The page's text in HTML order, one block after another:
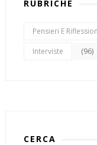
RUBRICHE
Pensieri E
Interviste (96)
CERCA